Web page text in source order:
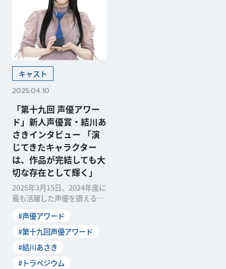
キャスト
2025.04.10
「第十九回 声優アワー
ド」新人声優賞・結川あ
さきインタビュー 「演
じてきたキャラクター
は、作品が完結しても大
切な存在として輝く」
2025年3月15日、2024年度に
最も活躍した声優を讃える
受賞者が発表されました。本
稿では、新人声優賞を受賞し
ャルインタビューをお届けし
ます。 ――新人声優...
#声優アワード
#第十九回声優アワード
#結川あさき
#トラペジウム